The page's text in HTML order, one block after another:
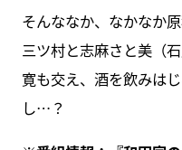
そんななか、なかなか
三ツ村と志麻さと美（
寛も交え、酒を飲みは
し…？